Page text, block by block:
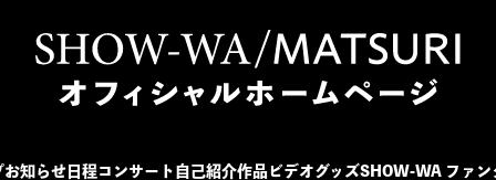
お知らせ 日程コンサート 自己紹介作品ビデオグッズSHOW-WA ファン